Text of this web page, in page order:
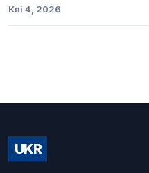
Кві 4, 2026
UKR